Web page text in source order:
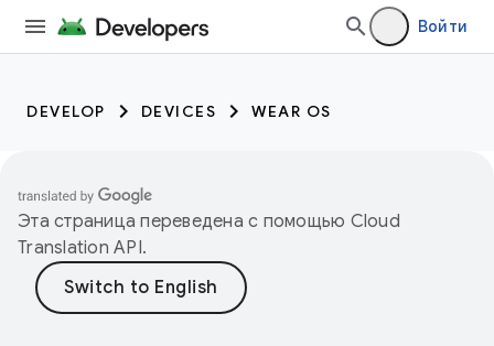
Войти
DEVELOP DEVICES WEAR OS
Эта страница переведена с помощью Cloud
Translation API.